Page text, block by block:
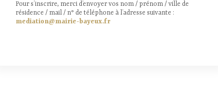
Pour s’inscrire, merci d’envoyer vos nom / prénom / ville de
résidence / mail / n° de téléphone à l’adresse suivante :
mediation@mairie-bayeux.fr